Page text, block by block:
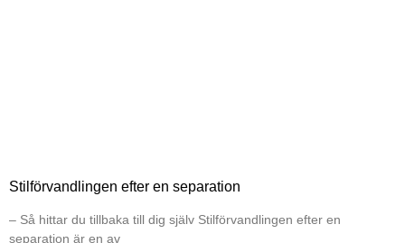
Stilförvandlingen efter en separation
– Så hittar du tillbaka till dig själv Stilförvandlingen efter en
separation är en av